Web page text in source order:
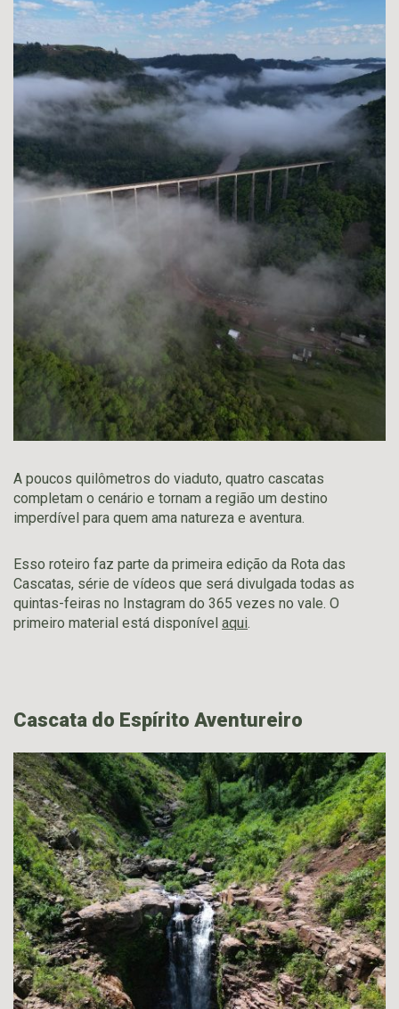
A poucos quilômetros do viaduto, quatro cascatas
completam o cenário e tornam a região um destino
imperdível para quem ama natureza e aventura.
Esso roteiro faz parte da primeira edição da Rota das
Cascatas, série de vídeos que será divulgada todas as
quintas-feiras no Instagram do 365 vezes no vale. O
primeiro material está disponível aqui.
Cascata do Espírito Aventureiro